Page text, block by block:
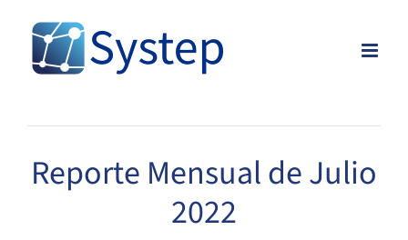
content
Reporte Mensual de Julio
2022